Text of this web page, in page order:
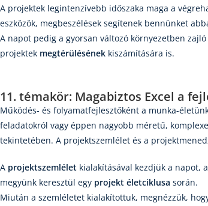
A projektek legintenzívebb időszaka maga a
eszközök, megbeszélések segítenek bennünket
A napot pedig a gyorsan változó környezetben
projektek megtérülésének kiszámítására is.
11. témakör: Magabiztos Excel a
Működés- és folyamatfejlesztőként a munka-
feladatokról vagy éppen nagyobb méretű,
tekintetében. A projektszemlélet és a
A projektszemlélet kialakításával kezdjük a napot,
megyünk keresztül egy projekt életciklusa során.
Miután a szemléletet kialakítottuk, megnézzük,